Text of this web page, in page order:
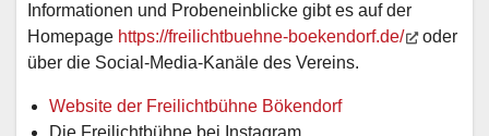
Informationen und Probeneinblicke gibt es auf der
Homepage https://freilichtbuehne-boekendorf.de/
oder
über die Social-Media-Kanäle des Vereins.
Website der Freilichtbühne Bökendorf